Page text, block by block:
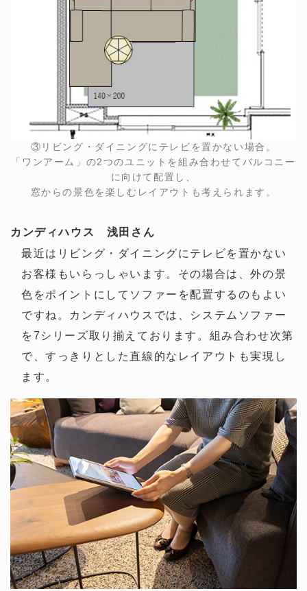
③リビング・ダイニングにテレビを置かない場合。
「ワンアーム」の2つのユニットを組み合わせてバルコニー
に向けて配置し、
窓からの景色を楽しむレイアウトも考えられます。
カンディハウス 浅田さん
最近はリビング・ダイニングにテレビを置かない
お客様もいらっしゃいます。その場合は、外の景
色をポイントにしてソファーを配置するのもよい
ですね。カンディハウスでは、システムソファー
を7シリーズ取り揃えております。組み合わせ次第
で、すっきりとした直線的なレイアウトも実現し
ます。